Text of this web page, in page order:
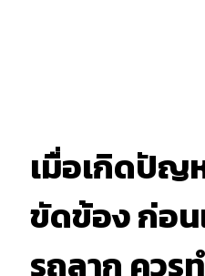
เมื่อเกิดปัญ
ขัดข้อง ก่อ
รถลาก ควร